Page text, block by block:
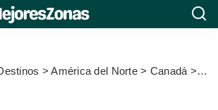
>América del Norte> Canadá >